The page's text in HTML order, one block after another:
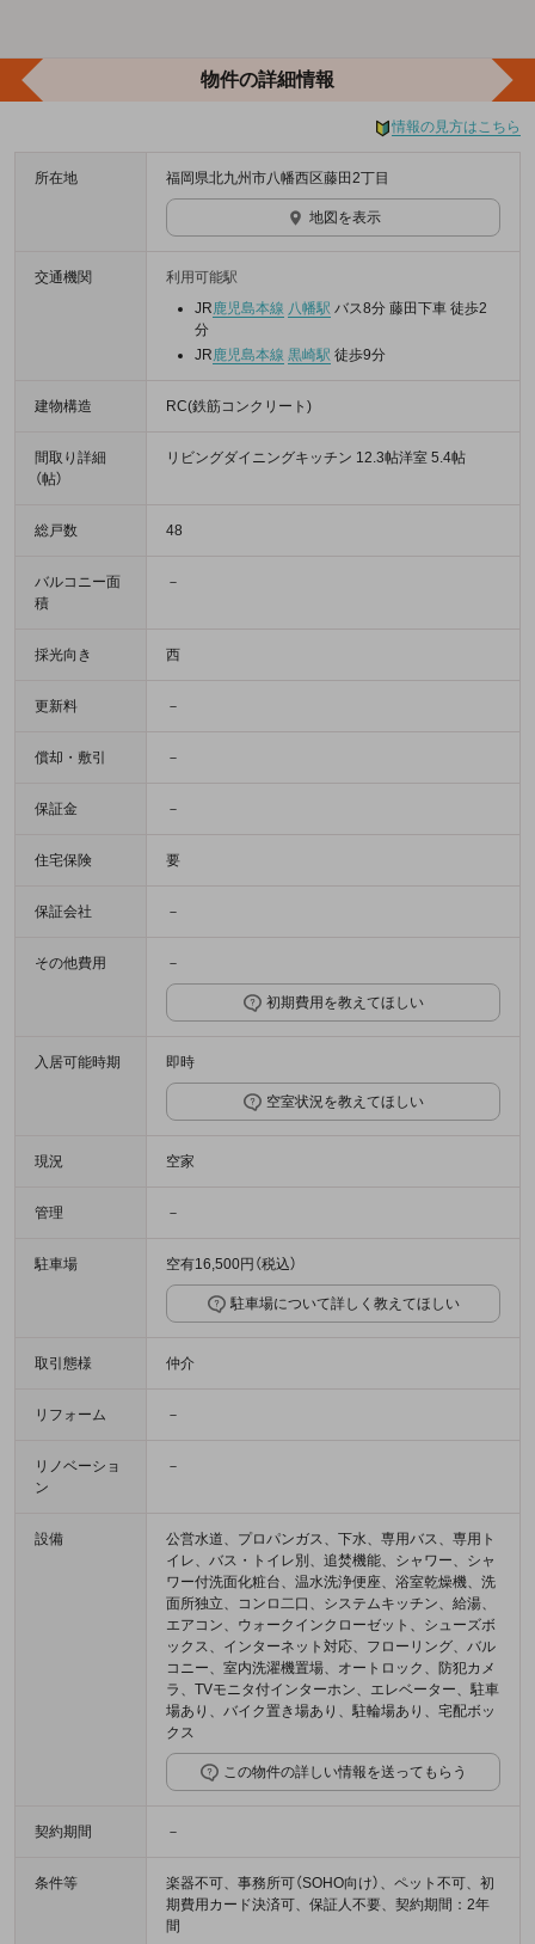
物件の詳細情報
情報の見方はこちら
所在地 福岡県北九州市八幡西区藤田2丁目
地図を表示
交通機関
利用可能駅
JR鹿児島本線 八幡駅 バス8分 藤田下車 徒歩2
分
JR鹿児島本線 黒崎駅 徒歩9分
建物構造 RC(鉄筋コンクリート)
間取り詳細
（帖）
リビングダイニングキッチン 12.3帖洋室 5.4帖
総戸数 48
バルコニー面
積
－
採光向き 西
更新料 －
償却・敷引 －
保証金 －
住宅保険 要
保証会社 －
その他費用 －
初期費用を教えてほしい
入居可能時期 即時
空室状況を教えてほしい
現況 空家
管理 －
駐車場 空有16,500円（税込）
駐車場について詳しく教えてほしい
取引態様 仲介
リフォーム －
リノベーショ
ン
－
設備
公営水道、プロパンガス、下水、専用バス、専用ト
イレ、バス・トイレ別、追焚機能、シャワー、シャ
ワー付洗面化粧台、温水洗浄便座、浴室乾燥機、洗
面所独立、コンロ二口、システムキッチン、給湯、
エアコン、ウォークインクローゼット、シューズボ
ックス、インターネット対応、フローリング、バル
コニー、室内洗濯機置場、オートロック、防犯カメ
ラ、TVモニタ付インターホン、エレベーター、駐車
場あり、バイク置き場あり、駐輪場あり、宅配ボッ
クス
この物件の詳しい情報を送ってもらう
契約期間 －
条件等
楽器不可、事務所可（SOHO向け）、ペット不可、初
期費用カード決済可、保証人不要、契約期間：2年
間